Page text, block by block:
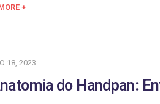
+
18, 2023
do Handpan: